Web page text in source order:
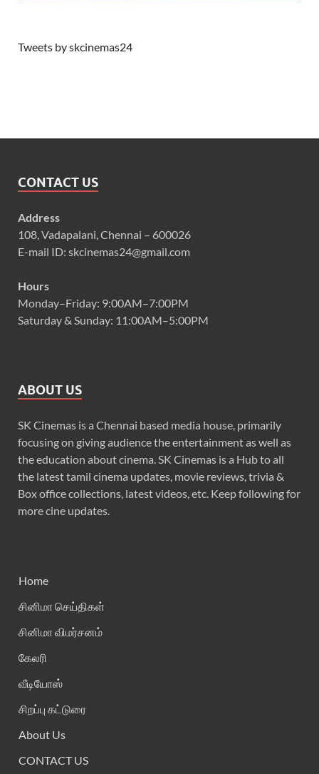
Tweets by skcinemas24
CONTACT US
Address
108, Vadapalani, Chennai – 600026
E-mail ID: skcinemas24@gmail.com
Hours
Monday–Friday: 9:00AM–7:00PM
Saturday & Sunday: 11:00AM–5:00PM
ABOUT US
SK Cinemas is a Chennai based media house, primarily
focusing on giving audience the entertainment as well as
the education about cinema. SK Cinemas is a Hub to all
the latest tamil cinema updates, movie reviews, trivia &
Box office collections, latest videos, etc. Keep following for
more cine updates.
Home
சினிமா செய்திகள்
சினிமா விமர்சனம்
கேலரி
வீடியோஸ்
சிறப்பு கட்டுரை
About Us
CONTACT US